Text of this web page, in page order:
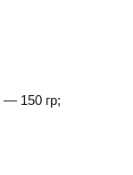
— 150 гр;